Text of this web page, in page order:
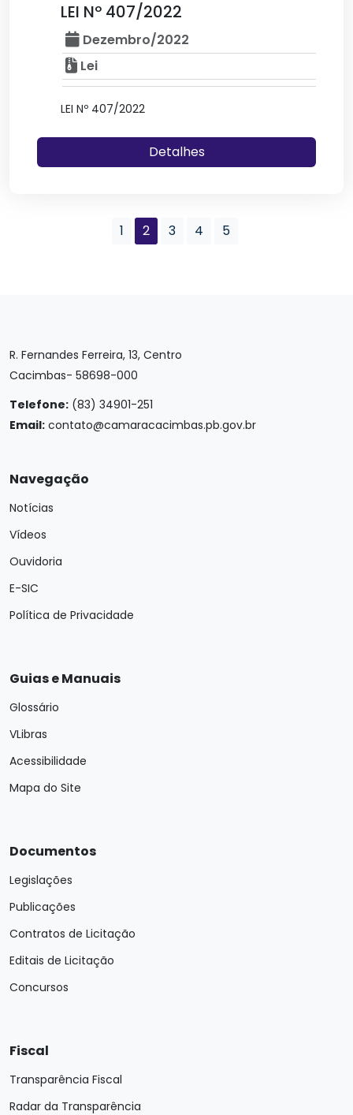
LEI Nº 407/2022
Dezembro/2022
Lei
LEI Nº 407/2022
Detalhes
1 2 3 4 5
R. Fernandes Ferreira, 13, Centro
Cacimbas- 58698-000
Telefone: (83) 34901-251
Email: contato@camaracacimbas.pb.gov.br
Navegação
Notícias
Vídeos
Ouvidoria
E-SIC
Política de Privacidade
Guias e Manuais
Glossário
VLibras
Acessibilidade
Mapa do Site
Documentos
Legislações
Publicações
Contratos de Licitação
Editais de Licitação
Concursos
Fiscal
Transparência Fiscal
Radar da Transparência